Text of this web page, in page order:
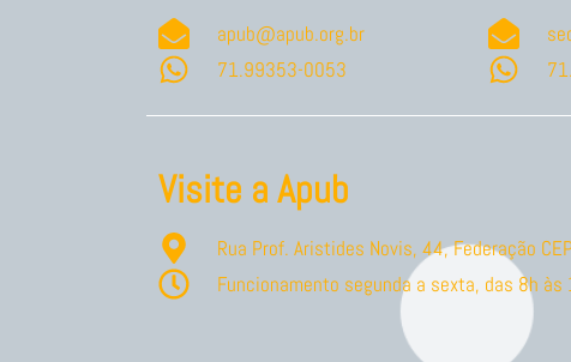
apub@apub.org.br
71.99353-0053
Visite a Apub
Rua Prof. Aristides Novis, 44, Federação
Funcionamento segunda a sexta, das 8h às